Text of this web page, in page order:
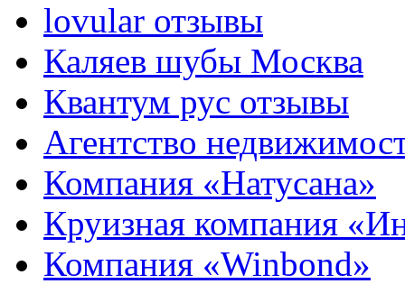
lovular отзывы
Каляев шубы Москва
Квантум рус отзывы
Агентство
Компания «Натусана»
Круизная компания
Компания «Winbond»